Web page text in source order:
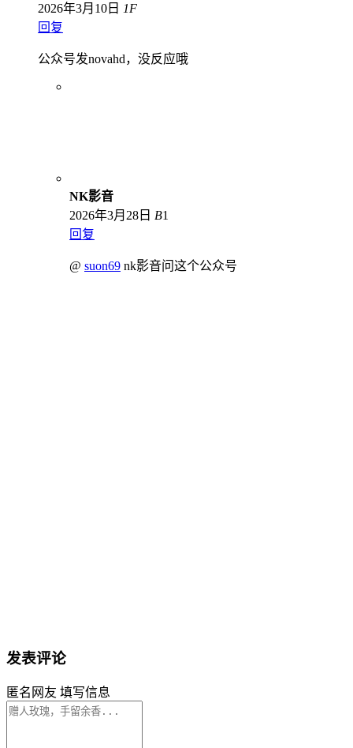
2026年3月10日 1F
回复
公众号发novahd，没反应哦
NK影音
2026年3月28日 B1
回复
@ suon69 nk影音问这个公众号
发表评论
匿名网友 填写信息